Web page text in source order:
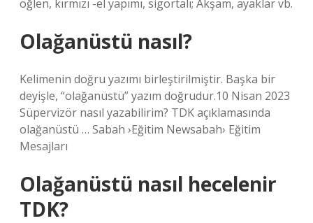
öğlen, kırmızı -el yapımı, sigortalı; Akşam, ayaklar vb.
Olağanüstü nasıl?
Kelimenin doğru yazımı birleştirilmiştir. Başka bir
deyişle, “olağanüstü” yazım doğrudur.10 Nisan 2023
Süpervizör nasıl yazabilirim? TDK açıklamasında
olağanüstü … Sabah ›Eğitim Newsabah› Eğitim
Mesajları
Olağanüstü nasıl hecelenir
TDK?